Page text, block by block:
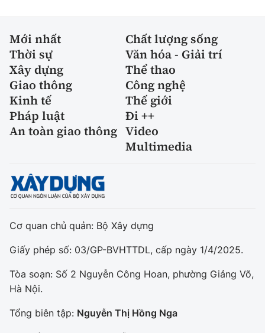
Mới nhất
Chất lượng sống
Thời sự
Văn hóa - Giải trí
Xây dựng
Thể thao
Giao thông
Công nghệ
Kinh tế
Thế giới
Pháp luật
Đi ++
An toàn giao thông Video
Multimedia
Cơ quan chủ quản: Bộ Xây dựng
Giấy phép số: 03/GP-BVHTTDL, cấp ngày 1/4/2025.
Tòa soạn: Số 2 Nguyễn Công Hoan, phường Giảng Võ,
Hà Nội.
Tổng biên tập: Nguyễn Thị Hồng Nga